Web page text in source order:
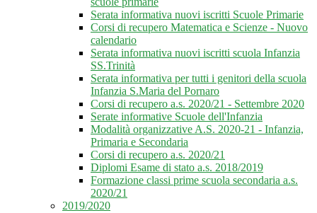
Serata informativa nuovi iscritti Scuole Primarie
Corsi di recupero Matematica e Scienze - Nuovo
calendario
Serata informativa nuovi iscritti scuola Infanzia
SS.Trinità
Serata informativa per tutti i genitori della scuola
Infanzia S.Maria del Pornaro
Corsi di recupero a.s. 2020/21 - Settembre 2020
Serate informative Scuole dell'Infanzia
Modalità organizzative A.S. 2020-21 - Infanzia,
Primaria e Secondaria
Corsi di recupero a.s. 2020/21
Diplomi Esame di stato a.s. 2018/2019
Formazione classi prime scuola secondaria a.s.
2020/21
2019/2020